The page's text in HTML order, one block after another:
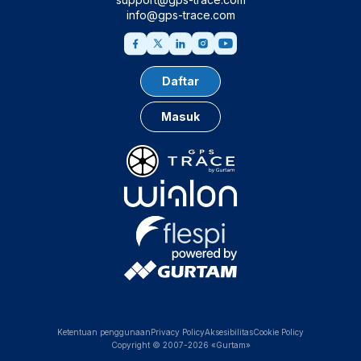
info@gps-trace.com
Daftar
Masuk
Ketentuan penggunaanPrivacy PolicyAksesibilitasCookie Policy
Copyright © 2007-2026 «Gurtam»